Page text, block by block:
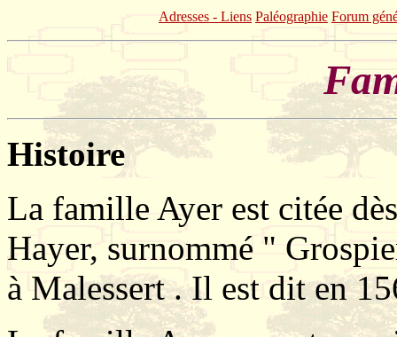
Adresses - Liens Paléographie Forum
Histoire
La famille Ayer est citée
Hayer, surnommé "
à Malessert . Il est dit en